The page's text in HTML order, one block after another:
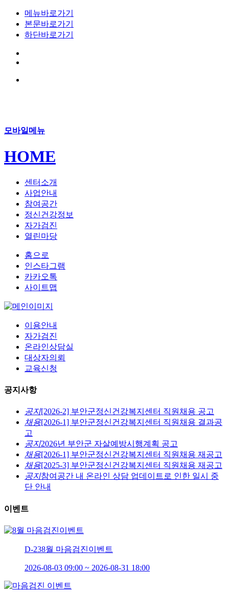
메뉴바로가기
본문바로가기
하단바로가기
모바일메뉴
HOME
센터소개
사업안내
참여공간
정신건강정보
자가검진
열린마당
홈으로
인스타그램
카카오톡
사이트맵
이용안내
자가검진
온라인상담실
대상자의뢰
교육신청
공지사항
공지[2026-2] 부안군정신건강복지센터 직원채용 공고
채용[2026-1] 부안군정신건강복지센터 직원채용 결과공
고
공지2026년 부안군 자살예방시행계획 공고
채용[2026-1] 부안군정신건강복지센터 직원채용 재공고
채용[2025-3] 부안군정신건강복지센터 직원채용 재공고
공지참여공간 내 온라인 상담 업데이트로 인한 일시 중
단 안내
이벤트
D-238월 마음검진이벤트
2026-08-03 09:00 ~ 2026-08-31 18:00